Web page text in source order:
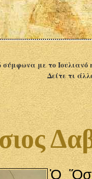
σύμφωνα με το
Δείτε τι
Ὁ